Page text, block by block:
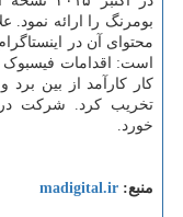
کار کارآمد از بین
تخریب کرد. شرکت در
خورد.
منبع: madigital.ir